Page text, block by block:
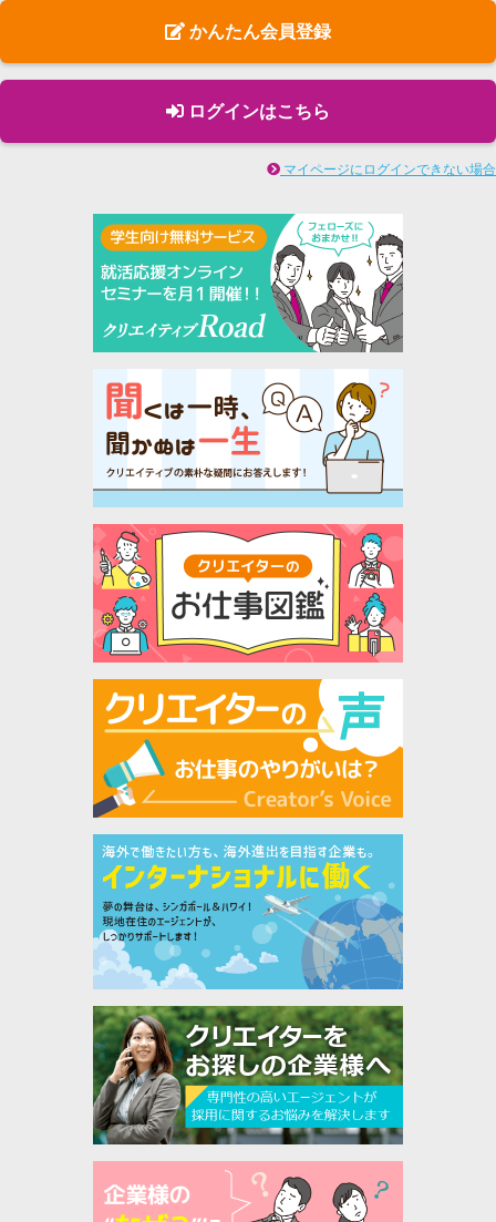
かんたん会員登録
ログインはこちら
マイページにログインできない場合